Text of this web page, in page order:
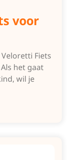
voor
Fiets
het gaat
wil je